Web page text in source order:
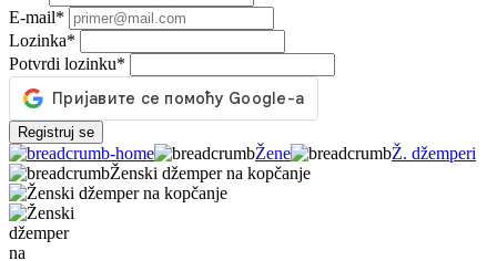
E-mail*
Lozinka*
Potvrdi lozinku*
Registruj se
Žene
Ž. džemperi
Ženski džemper na kopčanje